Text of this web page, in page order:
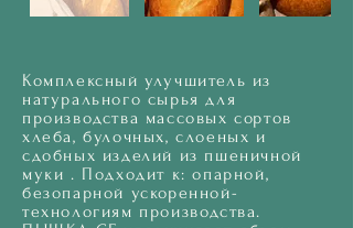
Комплексный улучшитель из
натурального сырья для
производства массовых сортов
хлеба, булочных, слоеных и
сдобных изделий из пшеничной
муки . Подходит к: опарной,
безопарной ускоренной-
технологиям производства.